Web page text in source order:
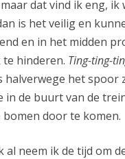
dat vind ik eng, ik
is het veilig en
en in het midden
hinderen. Ting-ting-
het spoor
de buurt van de
door te komen.
neem ik de tijd om